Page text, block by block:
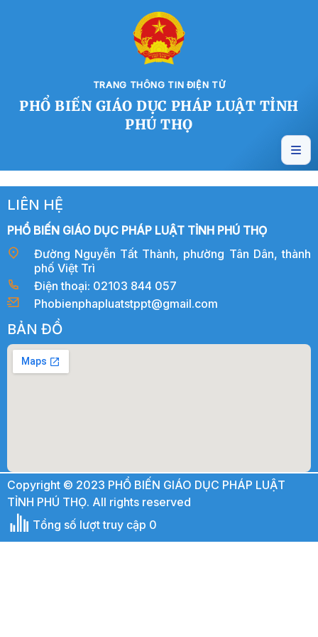
TRANG THÔNG TIN ĐIỆN TỬ
PHỔ BIẾN GIÁO DỤC PHÁP LUẬT TỈNH
PHÚ THỌ
LIÊN HỆ
PHỔ BIẾN GIÁO DỤC PHÁP LUẬT TỈNH PHÚ THỌ
Đường Nguyễn Tất Thành, phường Tân Dân, thành
phố Việt Trì
Điện thoại: 02103 844 057
Phobienphapluatstppt@gmail.com
BẢN ĐỒ
Copyright © 2023 PHỔ BIẾN GIÁO DỤC PHÁP LUẬT
TỈNH PHÚ THỌ. All rights reserved
Tổng số lượt truy cập 0